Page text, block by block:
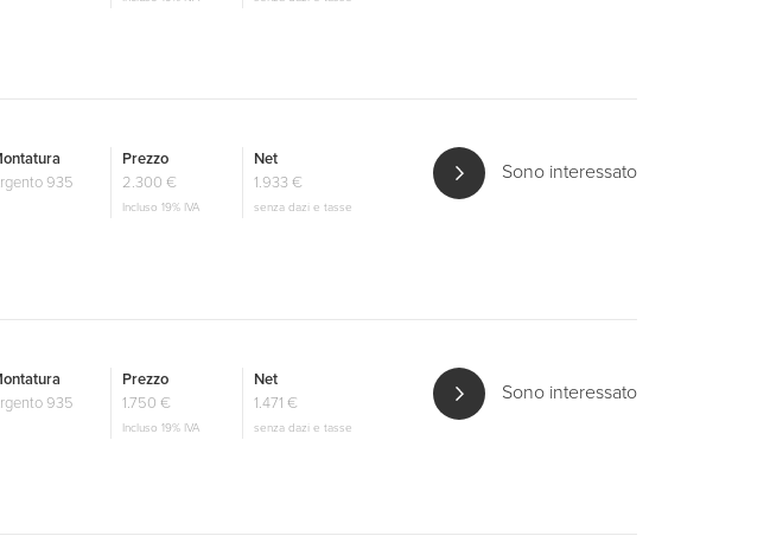
935
Prezzo
2.300 €
Incluso 19% IVA
Net
1.933 €
senza dazi e tasse
Sono interessato
935
Prezzo
1.750 €
Incluso 19% IVA
Net
1.471 €
senza dazi e tasse
Sono interessato